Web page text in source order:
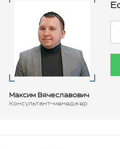
Максим Вячеславович
Консультант-менеджер